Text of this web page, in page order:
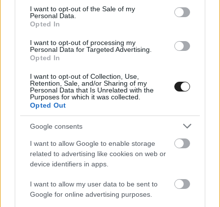
consent section.
I want to opt-out of the Sale of my
Personal Data.
Opted In
I want to opt-out of processing my
Personal Data for Targeted Advertising.
Opted In
I want to opt-out of Collection, Use,
Retention, Sale, and/or Sharing of my
Personal Data that Is Unrelated with the
Purposes for which it was collected.
Opted Out
Google consents
I want to allow Google to enable storage
related to advertising like cookies on web or
device identifiers in apps.
I want to allow my user data to be sent to
Google for online advertising purposes.
cikkeit az elsők között lásd a Google
keresőjében.
HIRDETÉS